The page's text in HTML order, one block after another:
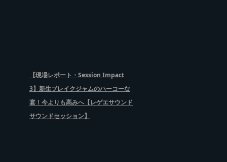
【現場レポート・Session Impact
3】新生ブレイクジャムのハーコーな
宴！今よりも高みへ【レゲエサウンド
サウンドセッション】